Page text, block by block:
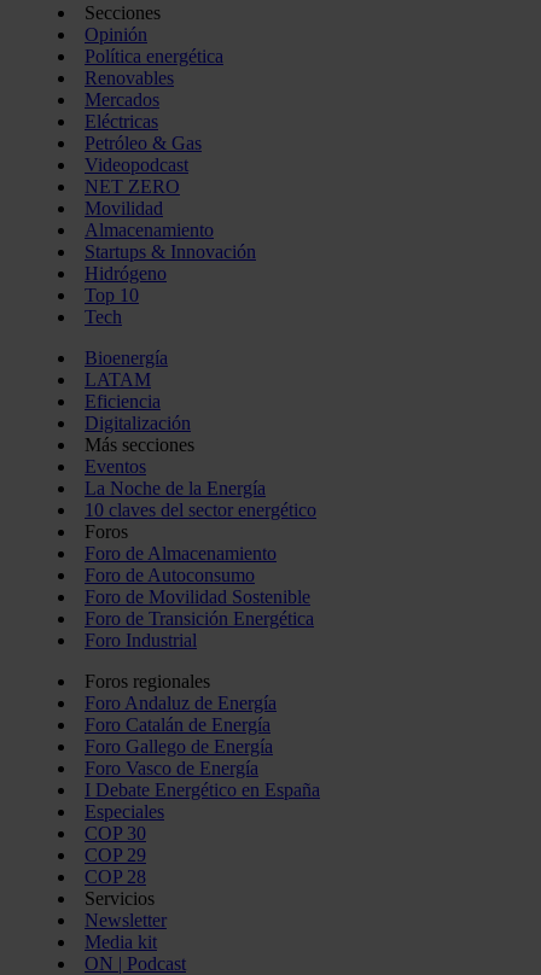
Secciones
Opinión
Política energética
Renovables
Mercados
Eléctricas
Petróleo & Gas
Videopodcast
NET ZERO
Movilidad
Almacenamiento
Startups & Innovación
Hidrógeno
Top 10
Tech
Bioenergía
LATAM
Eficiencia
Digitalización
Más secciones
Eventos
La Noche de la Energía
10 claves del sector energético
Foros
Foro de Almacenamiento
Foro de Autoconsumo
Foro de Movilidad Sostenible
Foro de Transición Energética
Foro Industrial
Foros regionales
Foro Andaluz de Energía
Foro Catalán de Energía
Foro Gallego de Energía
Foro Vasco de Energía
I Debate Energético en España
Especiales
COP 30
COP 29
COP 28
Servicios
Newsletter
Media kit
ON | Podcast